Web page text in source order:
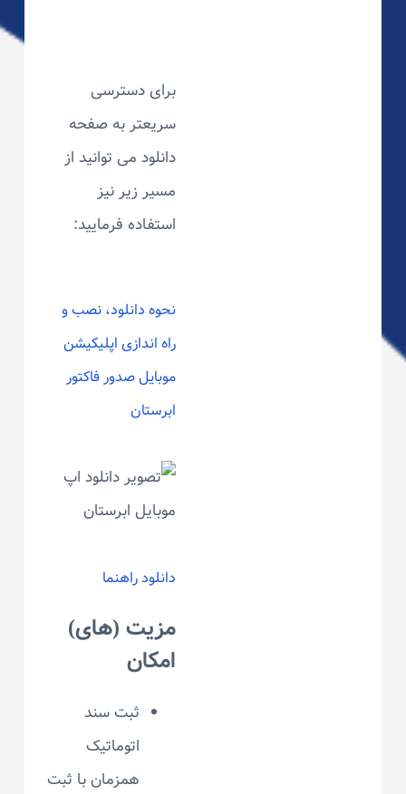
برای دسترسی
سریعتر به صفحه
دانلود می توانید از
مسیر زیر نیز
استفاده فرمایید:
نحوه دانلود، نصب و
راه اندازی اپلیکیشن
موبایل صدور فاکتور
ابرستان
دانلود راهنما
مزیت (های)
امکان
ثبت سند
اتوماتیک
همزمان با ثبت